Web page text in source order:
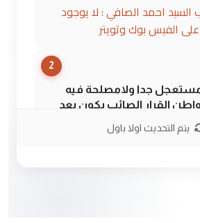
السيد احمد الصافي : لا يوجود
الفيس بوك وتويتر
2
مستعجل جدا ولامصلحة فيه
القرار الصائب يكون بعد
يتم التحديث اولا باول